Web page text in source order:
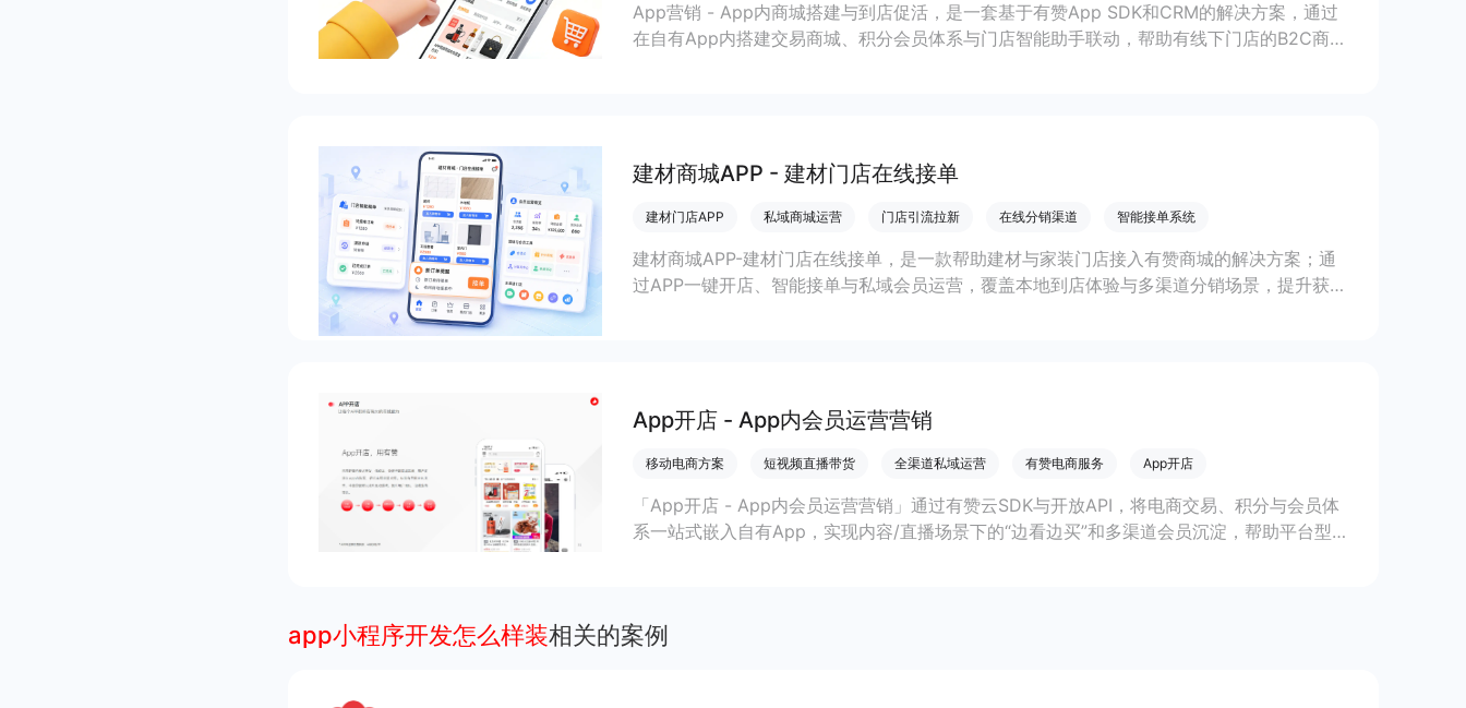
App营销 - App内商城搭建与到店促活，是一套基于有赞App SDK和CRM的解决方案，通过
在自有App内搭建交易商城、积分会员体系与门店智能助手联动，帮助有线下门店的B2C商家
建材商城APP - 建材门店在线接单
建材门店APP 私域商城运营 门店引流拉新 在线分销渠道 智能接单系统
建材商城APP-建材门店在线接单，是一款帮助建材与家装门店接入有赞商城的解决方案；通
过APP一键开店、智能接单与私域会员运营，覆盖本地到店体验与多渠道分销场景，提升获客
App开店 - App内会员运营营销
移动电商方案 短视频直播带货 全渠道私域运营 有赞电商服务 App开店
「App开店 - App内会员运营营销」通过有赞云SDK与开放API，将电商交易、积分与会员体
系一站式嵌入自有App，实现内容/直播场景下的“边看边买”和多渠道会员沉淀，帮助平台型
app小程序开发怎么样装相关的案例